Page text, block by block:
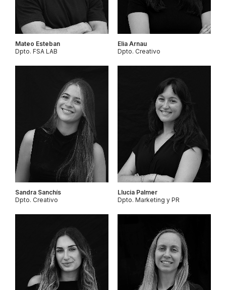
Mateo Esteban
Dpto. FSA LAB
Elia Arnau
Dpto. Creativo
Sandra Sanchís
Dpto. Creativo
Llucia Palmer
Dpto. Marketing y PR